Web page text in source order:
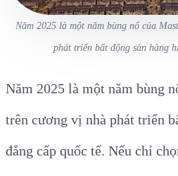
Năm 2025 là một năm bùng nổ của
phát triển bất động sản hàng
Năm 2025 là một năm bùng
trên cương vị nhà phát triển
đẳng cấp quốc tế. Nếu chỉ